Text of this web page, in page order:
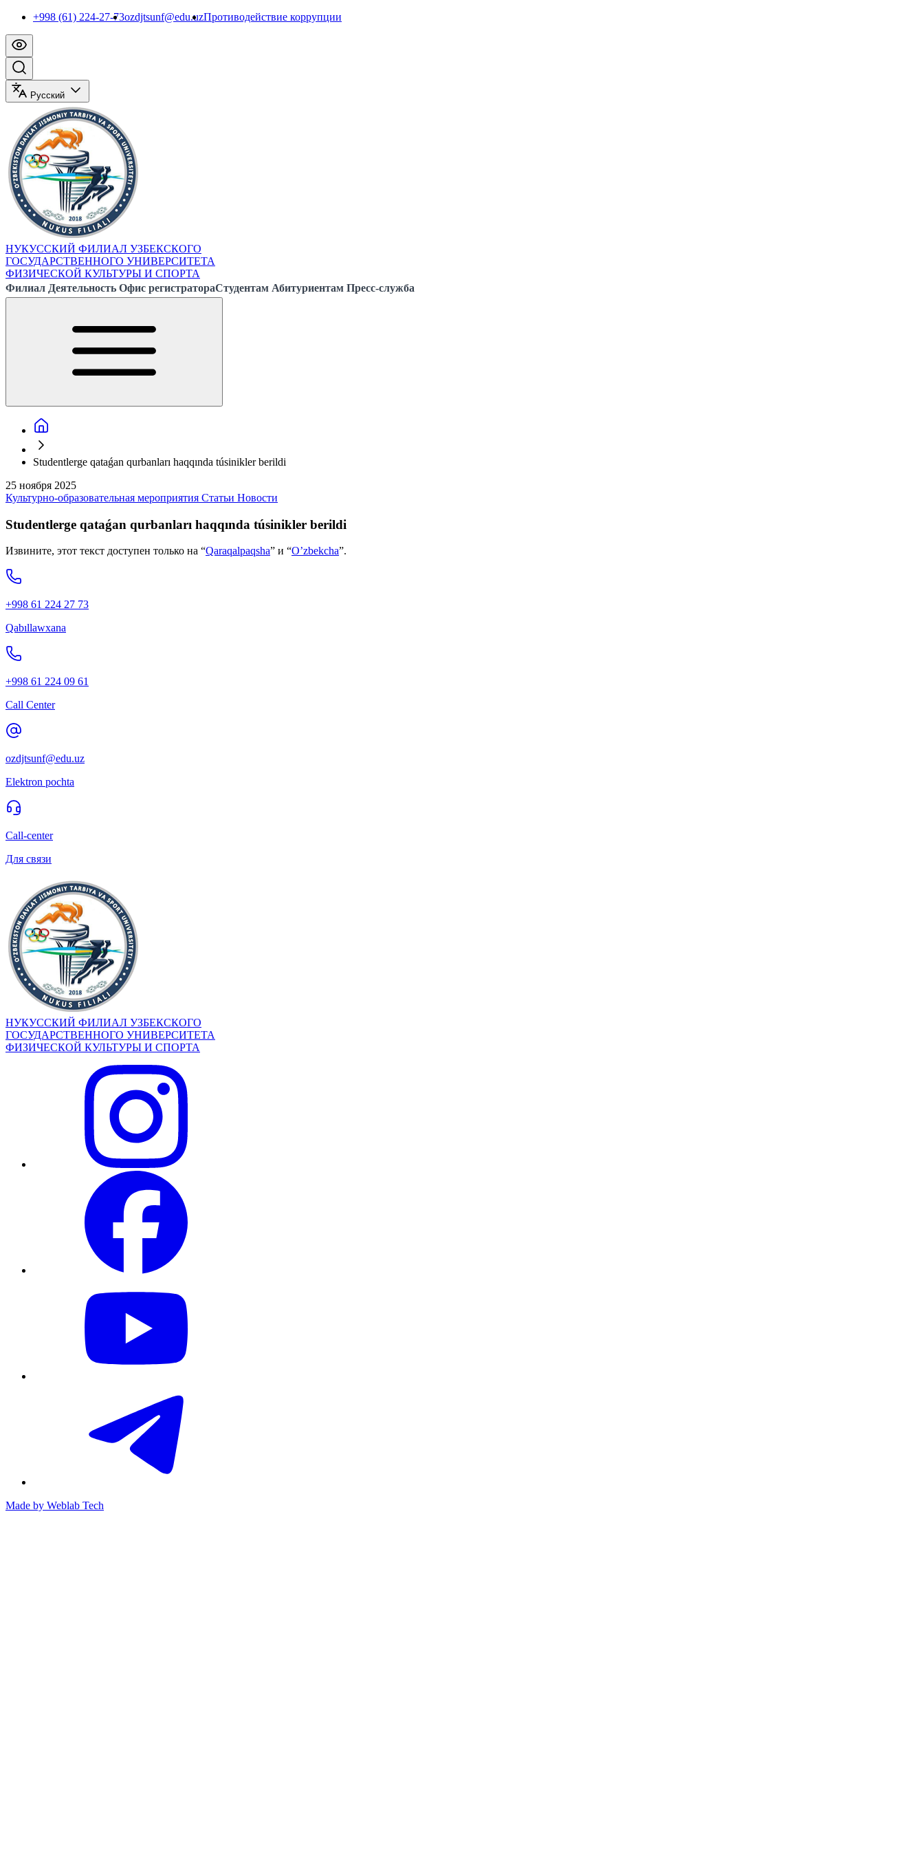
+998 (61) 224-27-73ozdjtsunf@edu.uzПротиводействие коррупции
Русский
НУКУССКИЙ ФИЛИАЛ УЗБЕКСКОГО
ГОСУДАРСТВЕННОГО УНИВЕРСИТЕТА
ФИЗИЧЕСКОЙ КУЛЬТУРЫ И СПОРТА
Филиал Деятельность Офис регистратораСтудентам Абитуриентам Пресс-служба
Studentlerge qataǵan qurbanları haqqında túsinikler berildi
25 ноября 2025
Культурно-образовательная мероприятия Статьи Новости
Studentlerge qataǵan qurbanları haqqında túsinikler berildi
Извините, этот текст доступен только на “Qaraqalpaqsha” и “O’zbekcha”.
+998 61 224 27 73
Qabıllawxana
+998 61 224 09 61
Call Center
ozdjtsunf@edu.uz
Elektron pochta
Call-center
Для связи
НУКУССКИЙ ФИЛИАЛ УЗБЕКСКОГО
ГОСУДАРСТВЕННОГО УНИВЕРСИТЕТА
ФИЗИЧЕСКОЙ КУЛЬТУРЫ И СПОРТА
Made by Weblab Tech